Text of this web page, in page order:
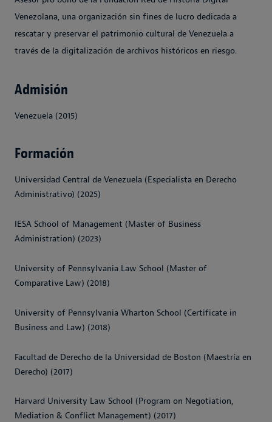
Venezolana, una organización sin fines de lucro dedicada a
rescatar y preservar el patrimonio cultural de Venezuela a
través de la digitalización de archivos históricos en riesgo.
Admisión
Venezuela (2015)
Formación
Universidad Central de Venezuela (Especialista en Derecho
Administrativo) (2025)
IESA School of Management (Master of Business
Administration) (2023)
University of Pennsylvania Law School (Master of
Comparative Law) (2018)
University of Pennsylvania Wharton School (Certificate in
Business and Law) (2018)
Facultad de Derecho de la Universidad de Boston (Maestría en
Derecho) (2017)
Harvard University Law School (Program on Negotiation,
Mediation & Conflict Management) (2017)